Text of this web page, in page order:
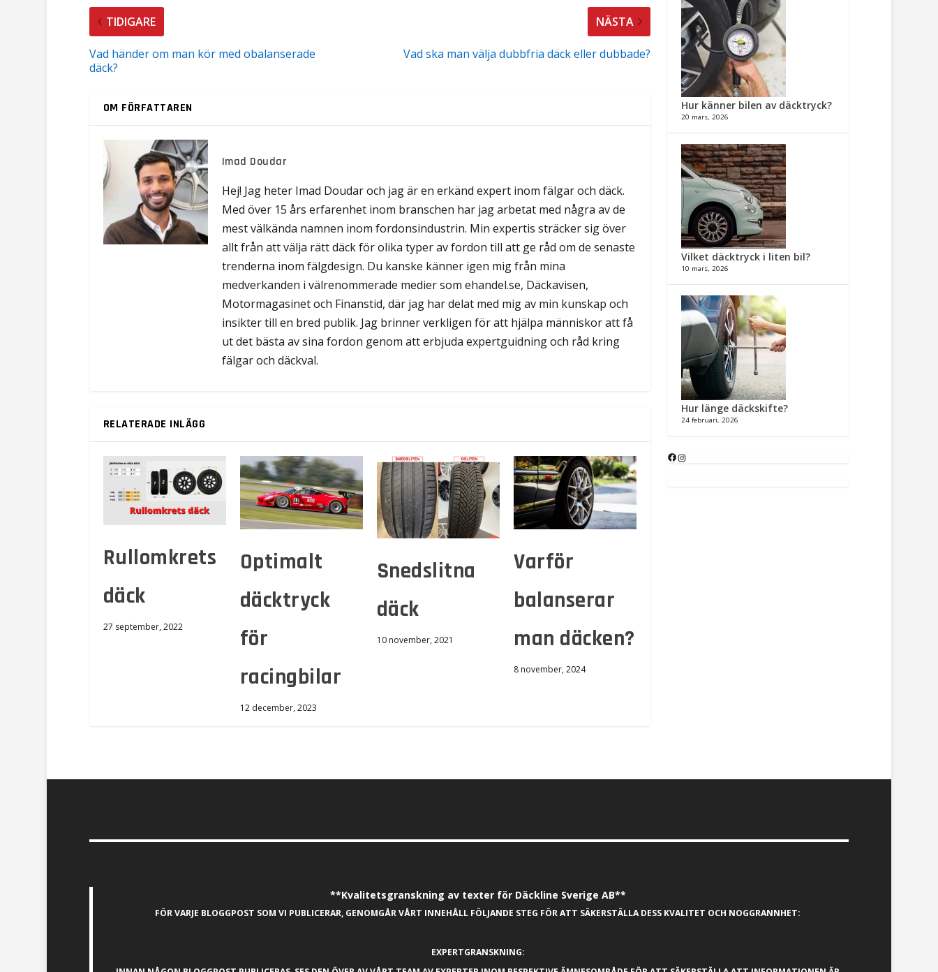
TIDIGARE
Vad händer om man kör med obalanserade
däck?
NÄSTA
Vad ska man välja dubbfria däck eller dubbade​?
OM FÖRFATTAREN
Imad Doudar
Hej! Jag heter Imad Doudar och jag är en erkänd expert inom fälgar och däck.
Med över 15 års erfarenhet inom branschen har jag arbetat med några av de
mest välkända namnen inom fordonsindustrin. Min expertis sträcker sig över
allt från att välja rätt däck för olika typer av fordon till att ge råd om de senaste
trenderna inom fälgdesign. Du kanske känner igen mig från mina
medverkanden i välrenommerade medier som ehandel.se, Däckavisen,
Motormagasinet och Finanstid, där jag har delat med mig av min kunskap och
insikter till en bred publik. Jag brinner verkligen för att hjälpa människor att få
ut det bästa av sina fordon genom att erbjuda expertguidning och råd kring
fälgar och däckval.
RELATERADE INLÄGG
Rullomkrets
däck
27 september, 2022
Optimalt
däcktryck
för
racingbilar
12 december, 2023
Snedslitna
däck
10 november, 2021
Varför
balanserar
man däcken?
8 november, 2024
Hur känner bilen av däcktryck?
20 mars, 2026
Vilket däcktryck i liten bil?
10 mars, 2026
Hur länge däckskifte?
24 februari, 2026
**Kvalitetsgranskning av texter för Däckline Sverige AB**
FÖR VARJE BLOGGPOST SOM VI PUBLICERAR, GENOMGÅR VÅRT INNEHÅLL FÖLJANDE STEG FÖR ATT SÄKERSTÄLLA DESS KVALITET OCH NOGGRANNHET:
EXPERTGRANSKNING: